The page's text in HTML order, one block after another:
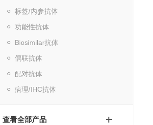
标签/内参抗体
功能性抗体
Biosimilar抗体
偶联抗体
配对抗体
病理/IHC抗体
查看全部产品